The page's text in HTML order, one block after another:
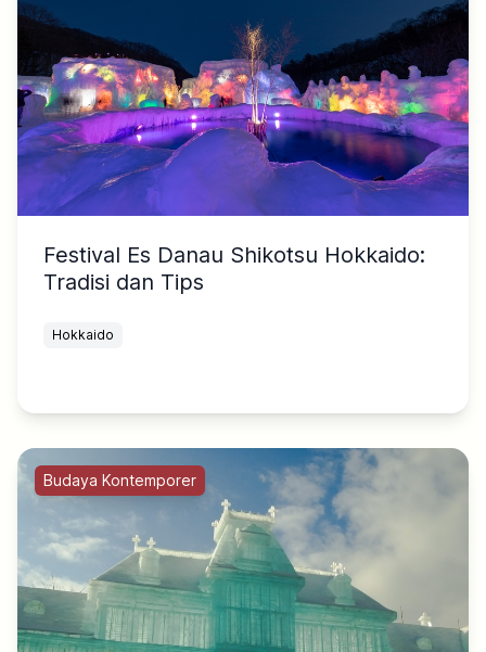
Festival Es Danau Shikotsu Hokkaido:
Tradisi dan Tips
Hokkaido
Budaya Kontemporer